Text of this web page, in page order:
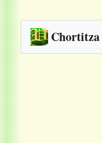
Chortitza